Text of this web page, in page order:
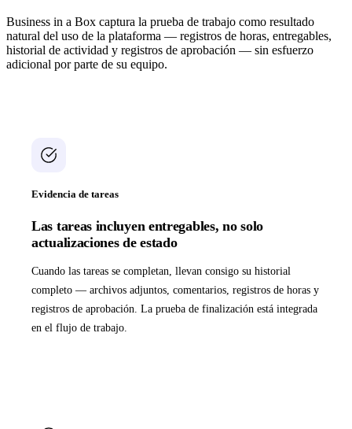
Business in a Box captura la prueba de trabajo como resultado
natural del uso de la plataforma — registros de horas, entregables,
historial de actividad y registros de aprobación — sin esfuerzo
adicional por parte de su equipo.
Evidencia de tareas
Las tareas incluyen entregables, no solo
actualizaciones de estado
Cuando las tareas se completan, llevan consigo su historial
completo — archivos adjuntos, comentarios, registros de horas y
registros de aprobación. La prueba de finalización está integrada
en el flujo de trabajo.